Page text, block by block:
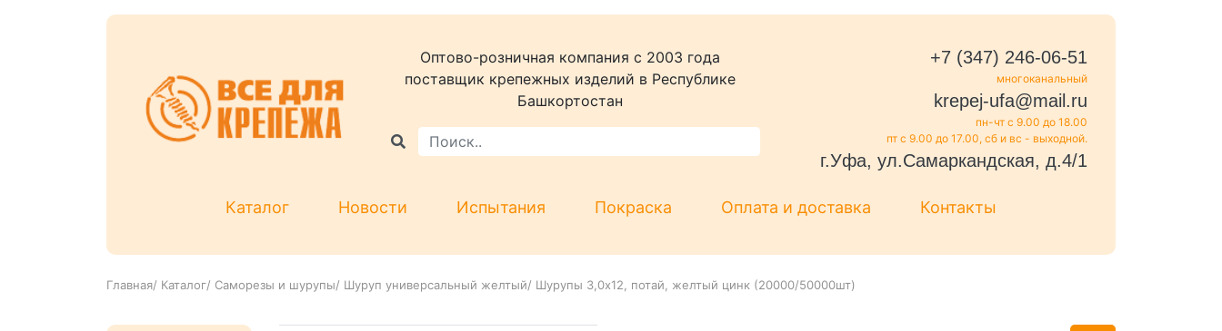
Оптово-розничная компания c 2003 года
поставщик крепежных изделий в Республике
Башкортостан
+7 (347) 246-06-51
многоканальный
krepej-ufa@mail.ru
пн-чт с 9.00 до 18.00
пт с 9.00 до 17.00, сб и вс - выходной.
г.Уфа, ул.Самаркандская, д.4/1
Каталог Новости Испытания Покраска Оплата и доставка Контакты
Главная/ Каталог/ Саморезы и шурупы/ Шуруп универсальный желтый/ Шурупы 3,0x12, потай, желтый цинк (20000/50000шт)